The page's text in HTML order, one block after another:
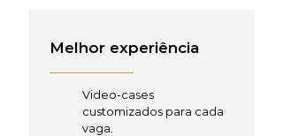
Melhor experiência
Video-cases
customizados para cada
vaga.